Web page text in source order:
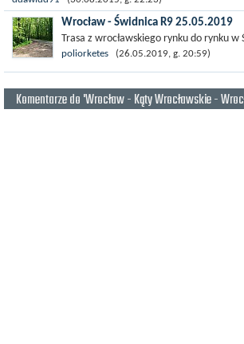
rowerowych...Wrocław - Świdnica R9 25.05.2019
Trasa z wrocławskiego rynku do rynku w
po europejskim szlaku rowerowym
bardzo dobrze oznakowany i...
poliorketes (26.05.2019, g. 20:59)
Komentarze do 'Wrocław - Kąty Wrocławskie -